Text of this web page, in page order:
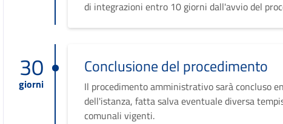
di integrazioni entro 10 giorni dall'avvio del
30
giorni
Conclusione del procedimento
Il procedimento amministrativo sarà concluso
dell'istanza, fatta salva eventuale diversa
comunali vigenti.